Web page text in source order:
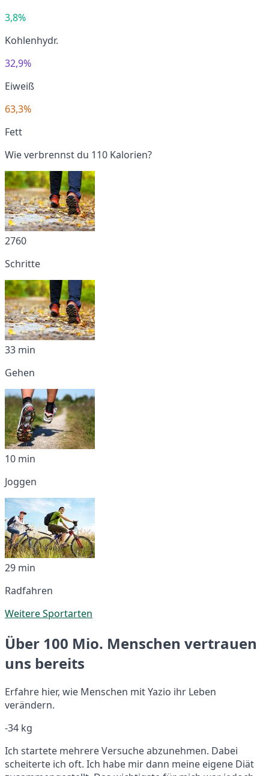
3,8%
Kohlenhydr.
32,9%
Eiweiß
63,3%
Fett
Wie verbrennst du 110 Kalorien?
2760
Schritte
33 min
Gehen
10 min
Joggen
29 min
Radfahren
Weitere Sportarten
Über 100 Mio. Menschen vertrauen
uns bereits
Erfahre hier, wie Menschen mit Yazio ihr Leben
verändern.
-34 kg
Ich startete mehrere Versuche abzunehmen. Dabei
scheiterte ich oft. Ich habe mir dann meine eigene Diät